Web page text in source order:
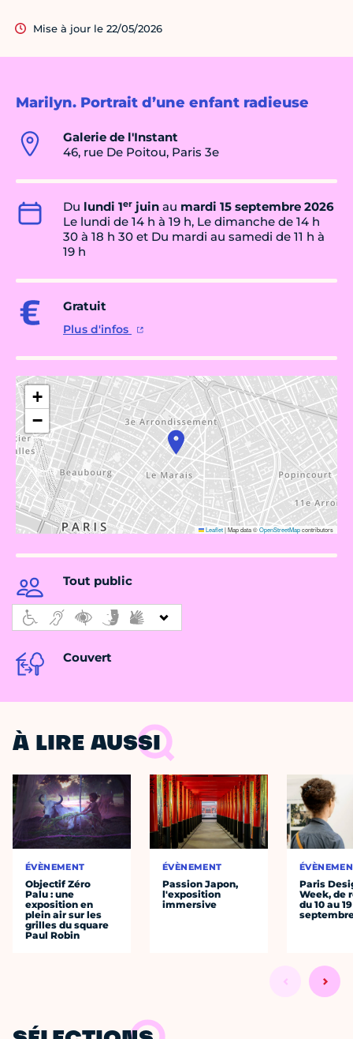
Marilyn. Portrait d’une enfant radieuse
Galerie de l'Instant
46, rue De Poitou, Paris 3e
Du lundi 1er juin au mardi 15 septembre 2026
Le lundi de 14 h à 19 h, Le dimanche de 14 h
30 à 18 h 30 et Du mardi au samedi de 11 h à
19 h
Gratuit
Plus d'infos
+
−
Leaflet|Map data ©OpenStreetMapcontributors
Tout public
Couvert
Mise à jour le 22/05/2026
À LIRE AUSSI
ÉVÈNEMENT
Objectif Zéro
Palu : une
exposition en
plein air sur les
grilles du square
Paul Robin
ÉVÈNEMENT
Passion Japon,
l'exposition
immersive
Paris
Week, de
du 10 au 19